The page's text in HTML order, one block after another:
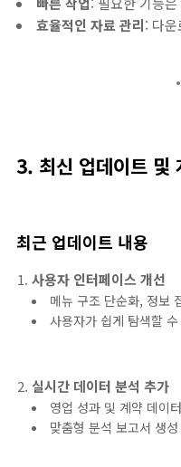
효율적인 자료 관리: 다
3. 최신 업데이트 및
최근 업데이트 내용
사용자 인터페이스 개선
메뉴 구조 단순화, 정보
사용자가 쉽게 탐색할
실시간 데이터 분석 추가
영업 성과 및 계약 데이
맞춤형 분석 보고서 생